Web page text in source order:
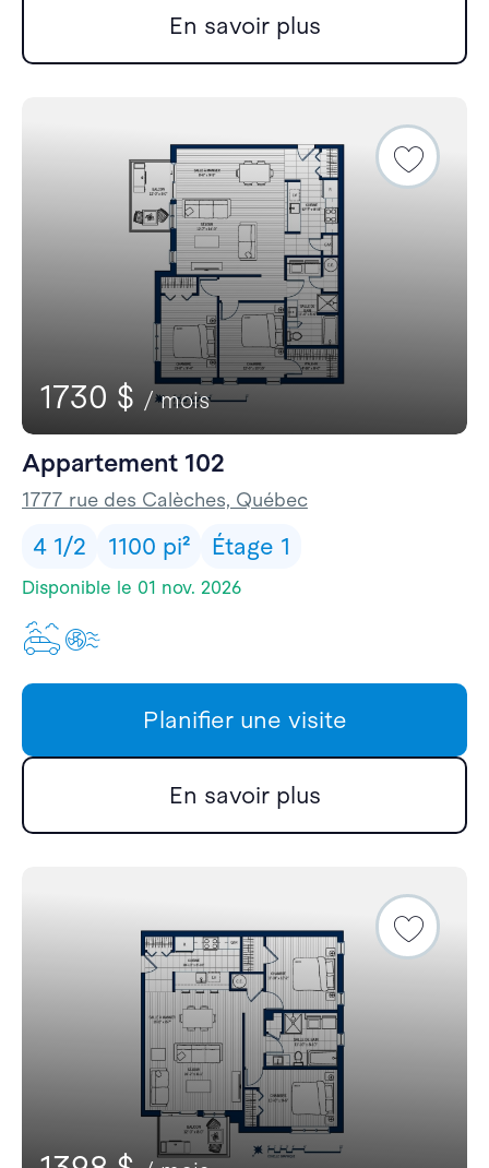
En savoir plus
1730 $ / mois
Appartement 102
1777 rue des Calèches, Québec
4 1/2 1100 pi² Étage 1
Disponible le 01 nov. 2026
Un stationnement
Planifier une visite
En savoir plus